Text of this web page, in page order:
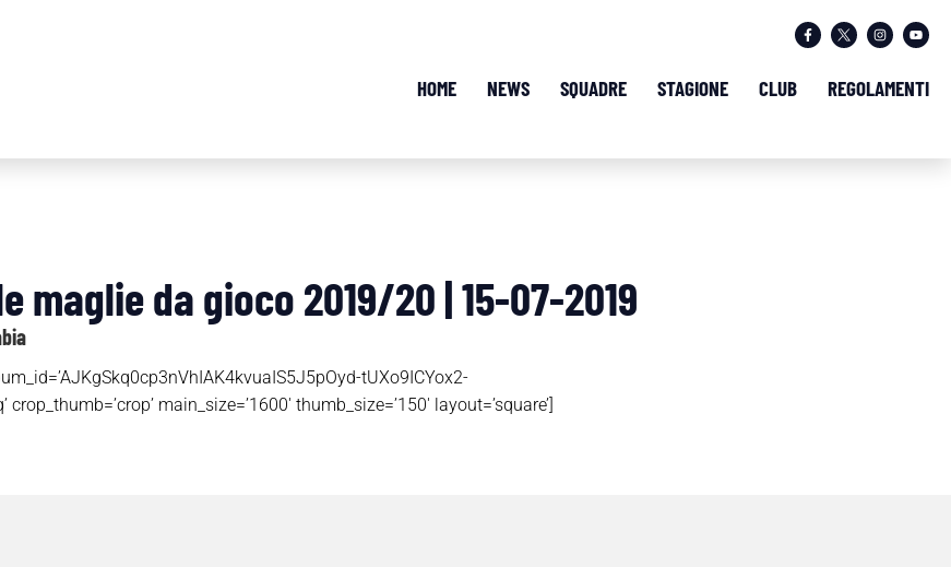
HOME NEWS SQUADRE STAGIONE CLUB REGOLAMENTI
maglie da gioco 2019/20 | 15-07-2019
tUXo9ICYox2-
main_size=’1600′ thumb_size=’150′ layout=’square’]